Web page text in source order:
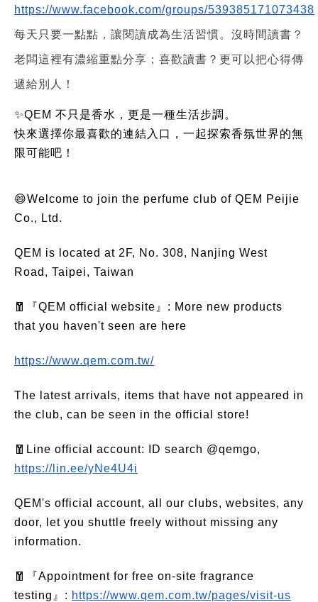
https://www.facebook.com/groups/539385171073438
每天只要一點點，讓閱讀成為生活習慣。沒時間讀書？
老闆這裡有濃縮重點分享；喜歡讀書？更可以把心得傳
遞給別人！
✨QEM 不只是香水，更是一種生活步調。
快來選擇你最喜歡的連結入口，一起探索香氛世界的無
限可能吧！
😄Welcome to join the perfume club of QEM Peijie
Co., Ltd.
QEM is located at 2F, No. 308, Nanjing West
Road, Taipei, Taiwan
🧧『QEM official website』: More new products
that you haven't seen are here
https://www.qem.com.tw/
The latest arrivals, items that have not appeared in
the club, can be seen in the official store!
🧧Line official account: ID search @qemgo,
https://lin.ee/yNe4U4i
QEM's official account, all our clubs, websites, any
door, let you shuttle freely without missing any
information.
🧧『Appointment for free on-site fragrance
testing』: https://www.qem.com.tw/pages/visit-us